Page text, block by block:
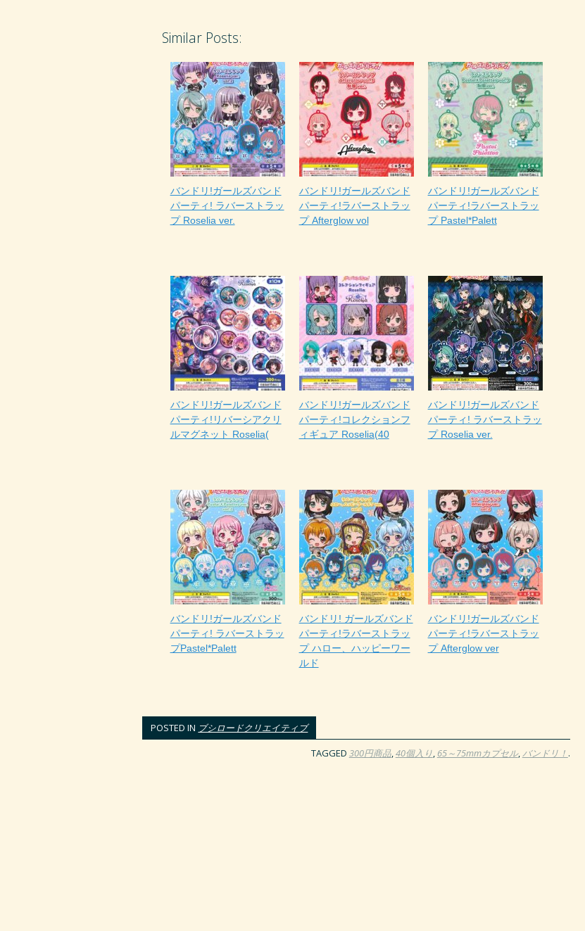
Similar Posts:
バンドリ!ガールズバンド
パーティ! ラバーストラッ
プ Roselia ver.
バンドリ!ガールズバンド
パーティ!ラバーストラッ
プ Afterglow vol
バンドリ!ガールズバンド
パーティ!ラバーストラッ
プ Pastel*Palett
バンドリ!ガールズバンド
パーティ!リバーシアクリ
ルマグネット Roselia(
バンドリ!ガールズバンド
パーティ!コレクションフ
ィギュア Roselia(40
バンドリ!ガールズバンド
パーティ! ラバーストラッ
プ Roselia ver.
バンドリ!ガールズバンド
パーティ! ラバーストラッ
プPastel*Palett
バンドリ! ガールズバンド
パーティ!ラバーストラッ
プ ハロー、ハッピーワー
ルド
バンドリ!ガールズバンド
パーティ!ラバーストラッ
プ Afterglow ver
POSTED IN ブシロードクリエイティブ
TAGGED 300円商品,40個入り, 65～75mmカプセル,バンドリ！ .